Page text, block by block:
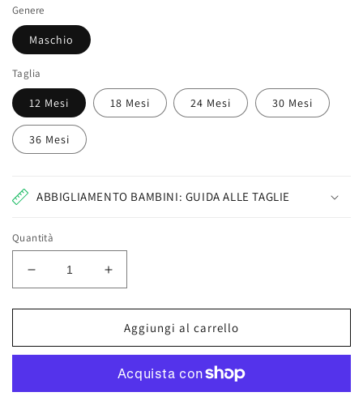
Genere
Maschio
Taglia
12 Mesi 18 Mesi 24 Mesi 30 Mesi
36 Mesi
ABBIGLIAMENTO BAMBINI: GUIDA ALLE TAGLIE
Quantità
Diminuisci
quantità
per
Tuta
7481T00012
Aumenta
quantità
per
Givova
Tuta
Neonato
7481T00012
Aggiungi al carrello